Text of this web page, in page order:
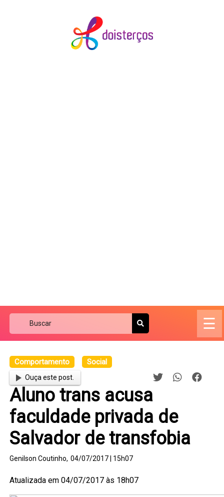
☰
Comportamento Social
Ouça este post.
Aluno trans acusa
faculdade privada de
Salvador de transfobia
Genilson Coutinho, 04/07/2017 | 15h07
Atualizada em 04/07/2017 às 18h07